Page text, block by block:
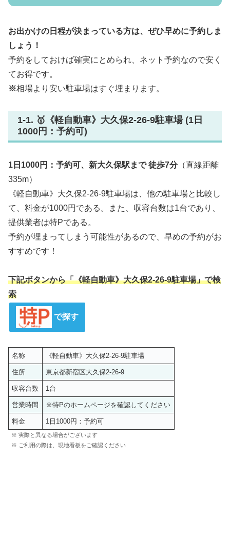
お出かけの日程が決まっている方は、ぜひ早めに予約しま
しょう！
予約をしておけば確実にとめられ、ネット予約なので安く
てお得です。
※相場より安い駐車場はすぐ埋まります。
1-1. 🥇《軽自動車》大久保2-26-9駐車場 (1日
1000円：予約可)
1日1000円：予約可、新大久保駅まで 徒歩7分（直線距離
335m）
《軽自動車》大久保2-26-9駐車場は、他の駐車場と比較し
て、料金が1000円である。また、収容台数は1台であり、
提供業者は特Pである。
予約が埋まってしまう可能性があるので、早めの予約がお
すすめです！
下記ボタンから「《軽自動車》大久保2-26-9駐車場」で検
索
で探す
名称 《軽自動車》大久保2-26-9駐車場
住所 東京都新宿区大久保2-26-9
収容台数 1台
営業時間 ※特Pのホームページを確認してください
料金 1日1000円：予約可
※ 実際と異なる場合がございます
※ ご利用の際は、現地看板をご確認ください